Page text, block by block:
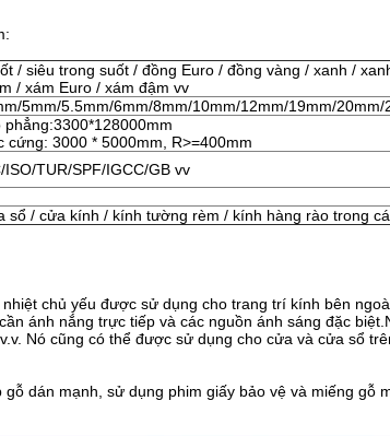
/ siêu trong suốt / đồng Euro / đồng vàng / xanh /
/ xám Euro / xám đậm vv
5mm/5.5mm/6mm/8mm/10mm/12mm/19mm/20mm/
phẳng:3300*128000mm
cứng: 3000 * 5000mm, R>=400mm
ISO/TUR/SPF/IGCC/GB vv
sổ / cửa kính / kính tường rèm / kính hàng rào trong
chủ yếu được sử dụng cho trang trí kính bên
ánh nắng trực tiếp và các nguồn ánh sáng đặc
Nó cũng có thể được sử dụng cho cửa và cửa sổ
gỗ dán mạnh, sử dụng phim giấy bảo vệ và miếng gỗ